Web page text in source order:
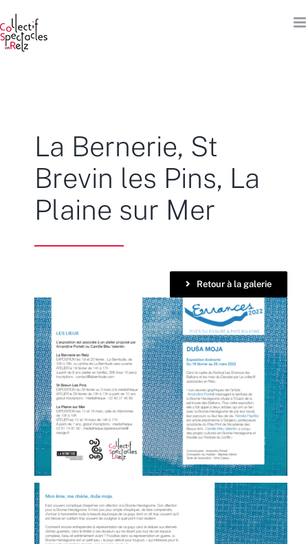
au
contenu
La Bernerie, St
Brevin les Pins, La
Plaine sur Mer
Retour à la galerie